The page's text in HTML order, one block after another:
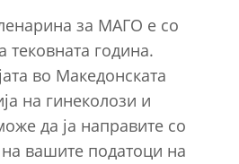
за МАГО е со
тековната година.
во Македонската
на гинеколози и
да ја направите со
вашите податоци на